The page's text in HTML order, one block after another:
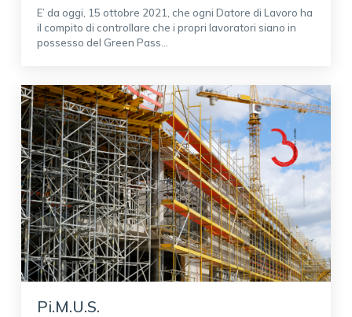
E’ da oggi, 15 ottobre 2021, che ogni Datore di Lavoro ha
il compito di controllare che i propri lavoratori siano in
possesso del Green Pass...
Pi.M.U.S.